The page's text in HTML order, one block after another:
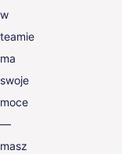
w
teamie
ma
swoje
moce
—
masz